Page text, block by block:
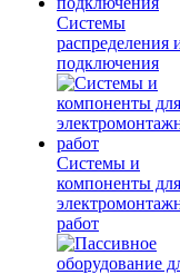
Системы
распределения
подключения
Системы и
компоненты для
работ